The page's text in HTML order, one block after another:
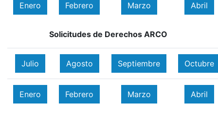
Enero Febrero Marzo Abril
Solicitudes de Derechos ARCO
Julio Agosto Septiembre Octubre
Enero Febrero Marzo Abril